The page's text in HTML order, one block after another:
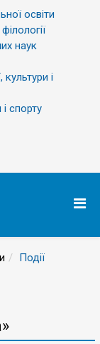
освіти
наук
культури і
спорту
Події